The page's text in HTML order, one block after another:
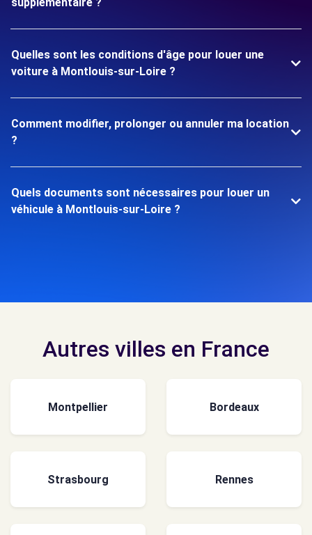
Quelles sont les conditions d'âge pour louer une
voiture à Montlouis-sur-Loire ?
Comment modifier, prolonger ou annuler ma location
?
Quels documents sont nécessaires pour louer un
véhicule à Montlouis-sur-Loire ?
Autres villes en France
Montpellier Bordeaux
Strasbourg Rennes